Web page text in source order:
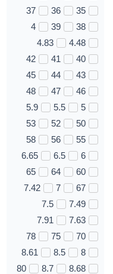
35
36
37
38
39
4
4.48
4.83
40
41
42
43
44
45
46
47
48
5
5.5
5.9
50
52
53
55
56
58
6
6.5
6.65
60
64
65
67
7
7.42
7.49
7.5
7.63
7.91
70
75
78
8
8.5
8.61
8.68
8.7
80